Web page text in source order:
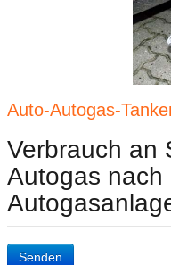
Auto-Autogas-
Verbrauch an
Autogas
Senden